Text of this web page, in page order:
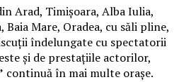
Arad, Timișoara, Alba Iulia,
Baia Mare, Oradea, cu săli pline,
îndelungate cu spectatorii
și de prestațiile actorilor,
continuă în mai multe orașe.